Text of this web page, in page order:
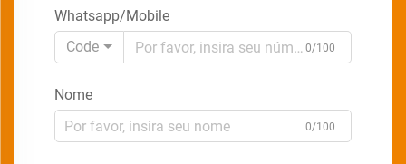
Whatsapp/Mobile
Code
0/100
Nome
0/100